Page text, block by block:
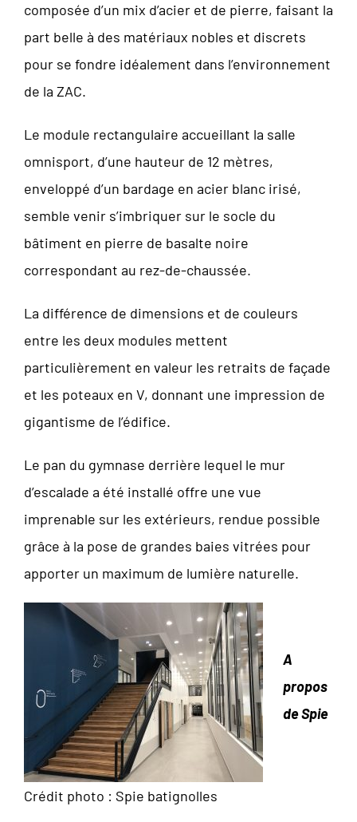
composée d’un mix d’acier et de pierre, faisant la
part belle à des matériaux nobles et discrets
pour se fondre idéalement dans l’environnement
de la ZAC.
Le module rectangulaire accueillant la salle
omnisport, d’une hauteur de 12 mètres,
enveloppé d’un bardage en acier blanc irisé,
semble venir s’imbriquer sur le socle du
bâtiment en pierre de basalte noire
correspondant au rez-de-chaussée.
La différence de dimensions et de couleurs
entre les deux modules mettent
particulièrement en valeur les retraits de façade
et les poteaux en V, donnant une impression de
gigantisme de l’édifice.
Le pan du gymnase derrière lequel le mur
d’escalade a été installé offre une vue
imprenable sur les extérieurs, rendue possible
grâce à la pose de grandes baies vitrées pour
apporter un maximum de lumière naturelle.
Crédit photo : Spie batignolles
A
propos
de Spie